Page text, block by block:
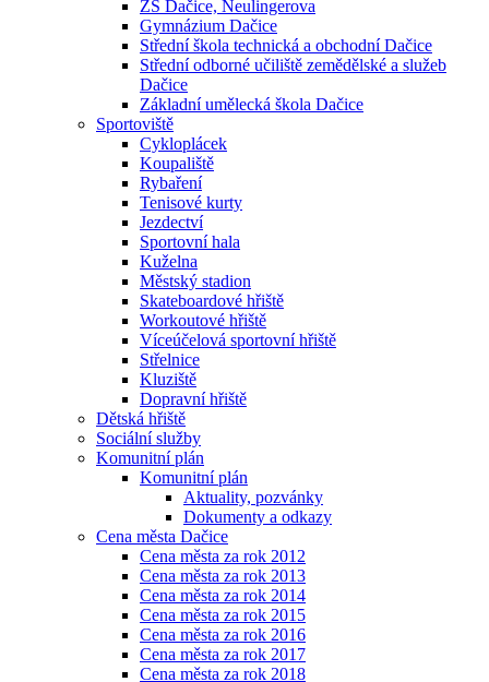
ZŠ Dačice, Neulingerova
Gymnázium Dačice
Střední škola technická a obchodní Dačice
Střední odborné učiliště zemědělské a služeb
Dačice
Základní umělecká škola Dačice
Sportoviště
Cykloplácek
Koupaliště
Rybaření
Tenisové kurty
Jezdectví
Sportovní hala
Kuželna
Městský stadion
Skateboardové hřiště
Workoutové hřiště
Víceúčelová sportovní hřiště
Střelnice
Kluziště
Dopravní hřiště
Dětská hřiště
Sociální služby
Komunitní plán
Komunitní plán
Aktuality, pozvánky
Dokumenty a odkazy
Cena města Dačice
Cena města za rok 2012
Cena města za rok 2013
Cena města za rok 2014
Cena města za rok 2015
Cena města za rok 2016
Cena města za rok 2017
Cena města za rok 2018